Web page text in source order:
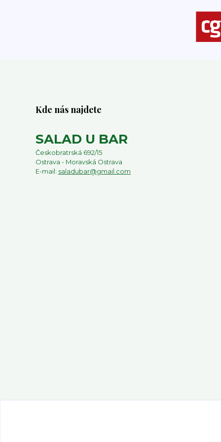
Kde nás najdete
SALAD U BAR
Českobratrská 692/15
Ostrava - Moravská Ostrava
E-mail: saladubar@gmail.com